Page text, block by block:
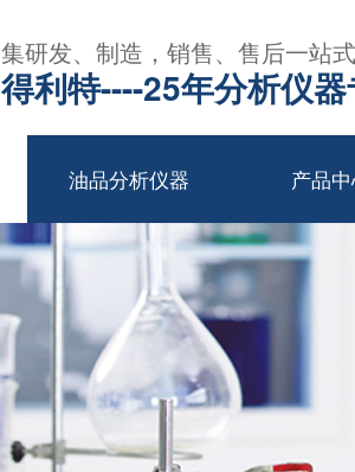
集研发、制造，销售、售后一站
得利特----25年分析仪
油品分析仪器 产品